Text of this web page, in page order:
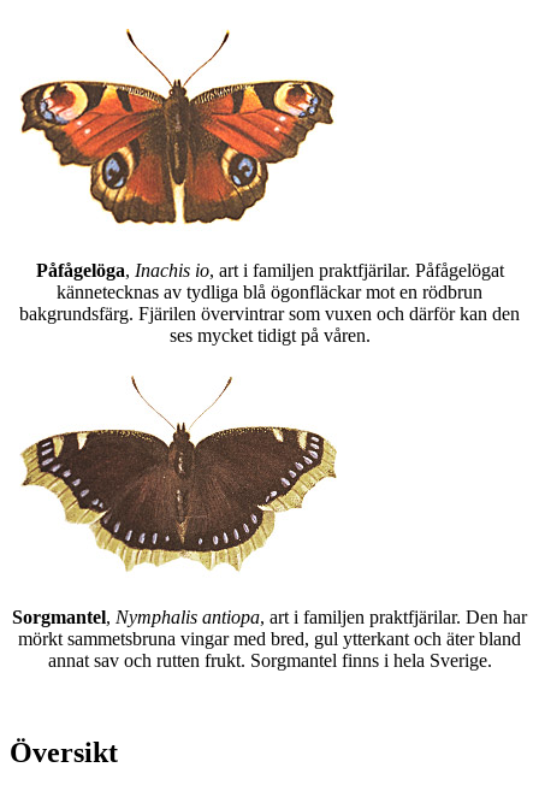
Påfågelöga, Inachis io, art i familjen praktfjärilar. Påfågelögat
kännetecknas av tydliga blå ögonfläckar mot en rödbrun
bakgrundsfärg. Fjärilen övervintrar som vuxen och därför kan den
ses mycket tidigt på våren.
Sorgmantel, Nymphalis antiopa, art i familjen praktfjärilar. Den har
mörkt sammetsbruna vingar med bred, gul ytterkant och äter bland
annat sav och rutten frukt. Sorgmantel finns i hela Sverige.
Översikt